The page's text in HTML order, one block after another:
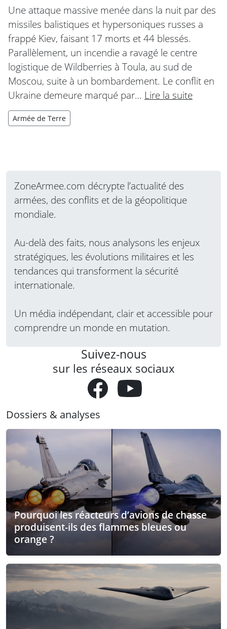
Une attaque massive menée dans la nuit par des
missiles balistiques et hypersoniques russes a
frappé Kiev, faisant 17 morts et 44 blessés.
Parallèlement, un incendie a ravagé le centre
logistique de Wildberries à Toula, au sud de
Moscou, suite à un bombardement. Le conflit en
Ukraine demeure marqué par… Lire la suite
Armée de Terre
ZoneArmee.com décrypte l’actualité des
armées, des conflits et de la géopolitique
mondiale.
Au-delà des faits, nous analysons les enjeux
stratégiques, les évolutions militaires et les
tendances qui transforment la sécurité
internationale.
Un média indépendant, clair et accessible pour
comprendre un monde en mutation.
Suivez-nous
sur les réseaux sociaux
Dossiers & analyses
Pourquoi les réacteurs d’avions de chasse
produisent-ils des flammes bleues ou
orange ?